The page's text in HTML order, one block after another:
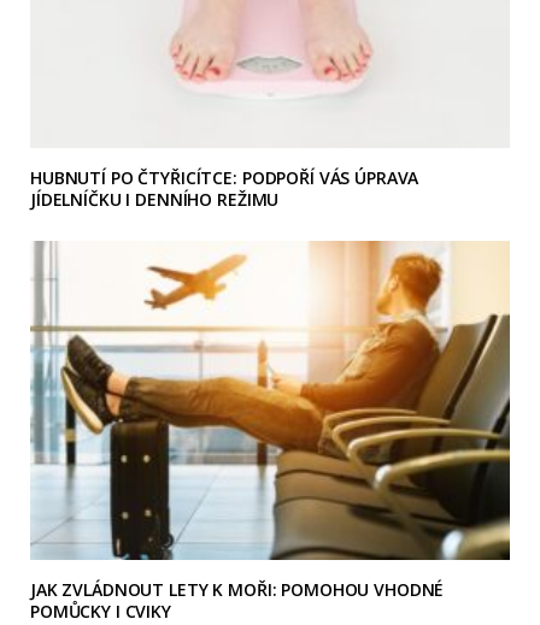
HUBNUTÍ PO ČTYŘICÍTCE: PODPOŘÍ VÁS ÚPRAVA
JÍDELNÍČKU I DENNÍHO REŽIMU
JAK ZVLÁDNOUT LETY K MOŘI: POMOHOU VHODNÉ
POMŮCKY I CVIKY